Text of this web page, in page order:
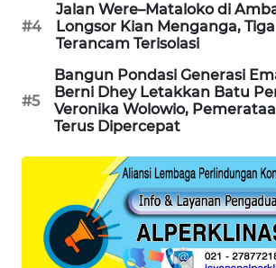
#4
Jalan Were–Mataloko di
Longsor Kian Menganga,
Terancam Terisolasi
#5
Bangun Pondasi Generasi
Berni Dhey Letakkan Batu
Veronika Wolowio,
Terus Dipercepat
KRT
KARING
NEWS
HUMBANG
NEWS